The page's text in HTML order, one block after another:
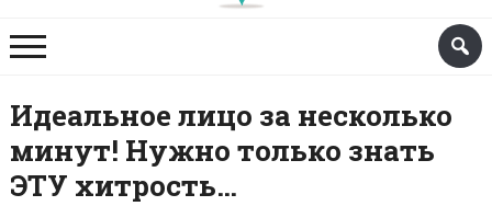
Идеальное лицо за несколько
минут! Нужно только знать
ЭТУ хитрость…